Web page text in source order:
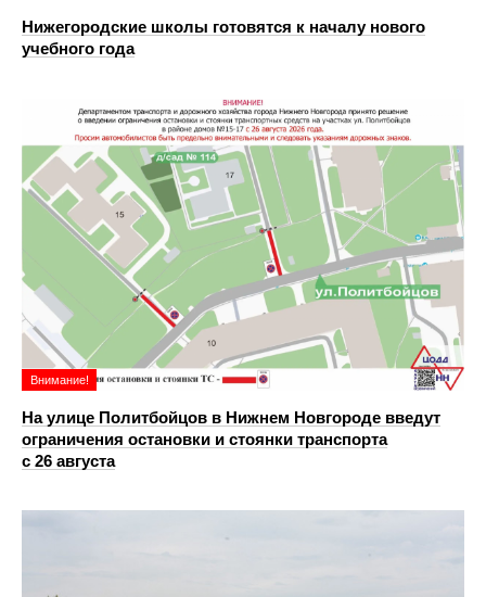
Нижегородские школы готовятся к началу нового
учебного года
Внимание!
На улице Политбойцов в Нижнем Новгороде введут
ограничения остановки и стоянки транспорта
с 26 августа